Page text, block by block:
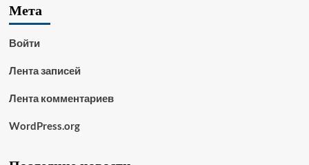
Мета
Войти
Лента записей
Лента комментариев
WordPress.org